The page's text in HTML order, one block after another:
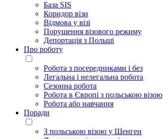
База SIS
Коридор візи
Відмова у візі
Порушення візового режиму
Депортація з Польщі
Про роботу
Робота з посередниками і без
Легальна і нелегальна робота
Сезонна робота
Робота в Європі з польською візою
Робота або навчання
Поради
З польською візою у Шенген